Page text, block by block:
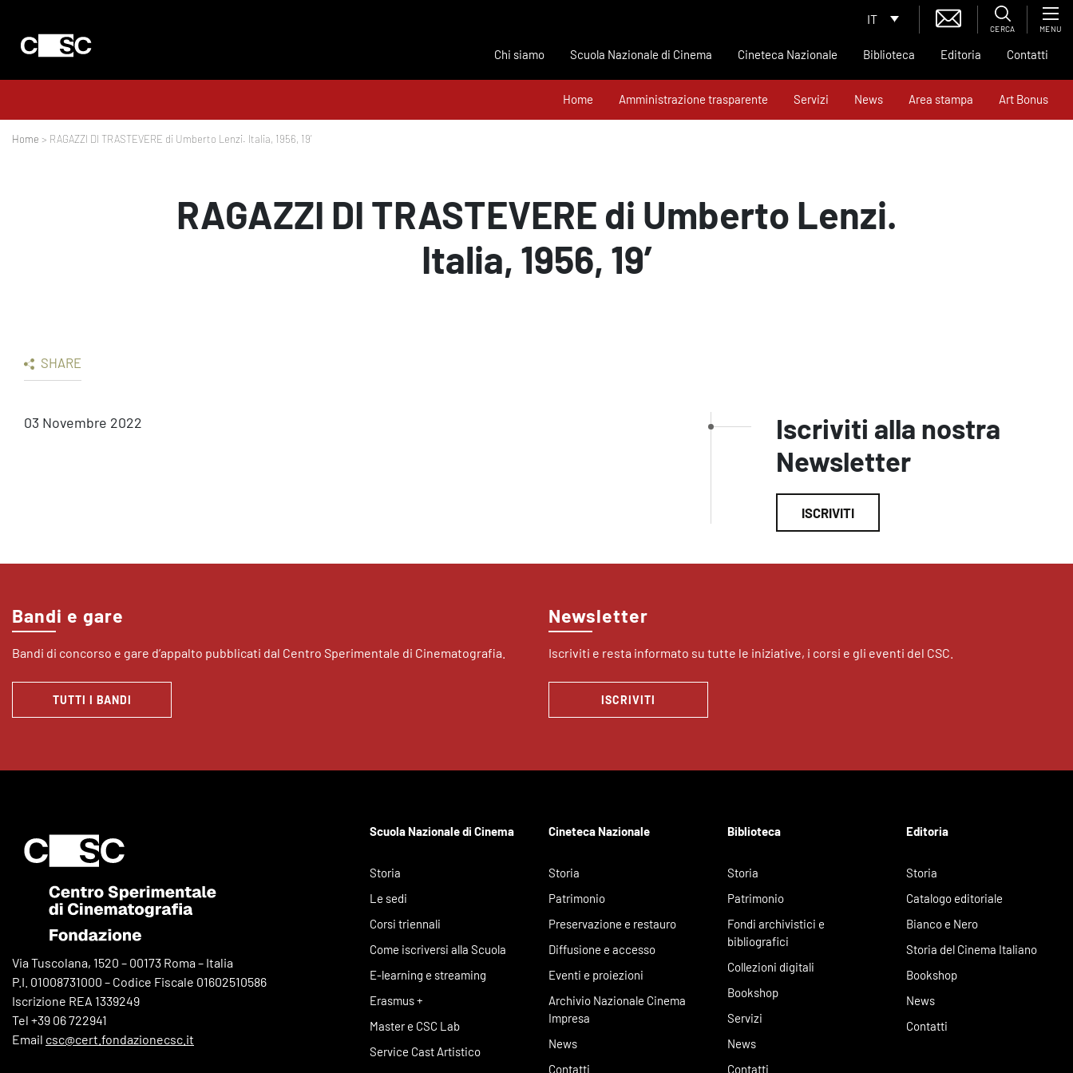
IT
CERCA MENU
Chi siamo Scuola Nazionale di Cinema Cineteca Nazionale Biblioteca Editoria Contatti
Home Amministrazione trasparente Servizi News Area stampa Art Bonus
Home > RAGAZZI DI TRASTEVERE di Umberto Lenzi. Italia, 1956, 19’
RAGAZZI DI TRASTEVERE di Umberto Lenzi.
Italia, 1956, 19’
SHARE
03 Novembre 2022
Iscriviti alla nostra
Newsletter
ISCRIVITI
Bandi e gare
Bandi di concorso e gare d’appalto pubblicati dal Centro Sperimentale di Cinematografia.
TUTTI I BANDI
Newsletter
Iscriviti e resta informato su tutte le iniziative, i corsi e gli eventi del CSC.
ISCRIVITI
Via Tuscolana, 1520 – 00173 Roma – Italia
P.I. 01008731000 – Codice Fiscale 01602510586
Iscrizione REA 1339249
Tel +39 06 722941
Email csc@cert.fondazionecsc.it
Scuola Nazionale di Cinema
Storia
Le sedi
Corsi triennali
Come iscriversi alla Scuola
E-learning e streaming
Erasmus +
Master e CSC Lab
Service Cast Artistico
Cineteca Nazionale
Storia
Patrimonio
Preservazione e restauro
Diffusione e accesso
Eventi e proiezioni
Archivio Nazionale Cinema
Impresa
News
Contatti
Biblioteca
Storia
Patrimonio
Fondi archivistici e
bibliografici
Collezioni digitali
Bookshop
Servizi
News
Contatti
Editoria
Storia
Catalogo editoriale
Bianco e Nero
Storia del Cinema Italiano
Bookshop
News
Contatti